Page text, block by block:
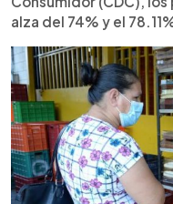
alza del 74% y el